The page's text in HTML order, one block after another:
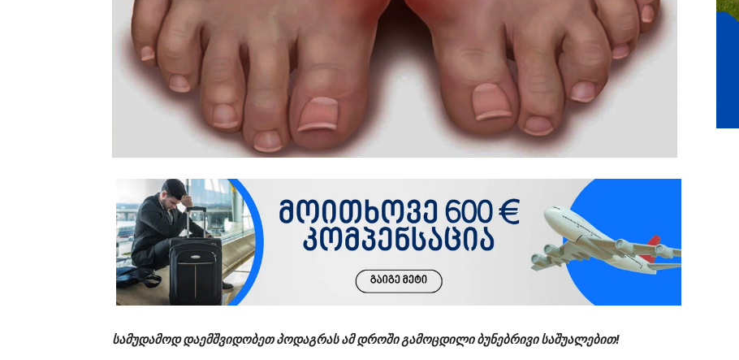
სამუდამოდ დაემშვიდობეთ პოდაგრას ამ დროში გამოცდილი ბუნებრივი საშუალებით!